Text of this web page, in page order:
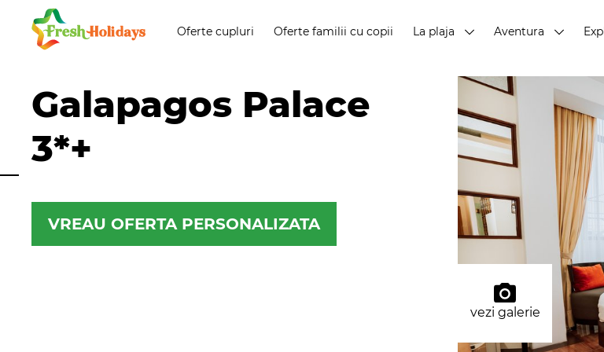
Oferte cupluri Oferte familii cu copii La plaja Aventura
Galapagos Palace
3*+
VREAU OFERTA PERSONALIZATA
vezi galerie